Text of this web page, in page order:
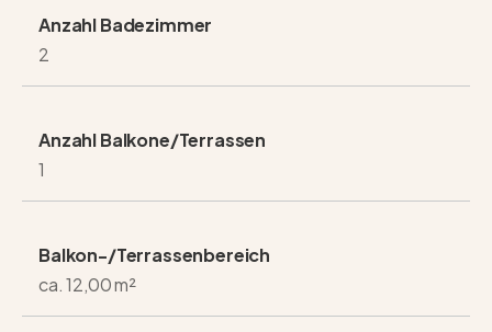
Anzahl Badezimmer
2
Anzahl Balkone/Terrassen
1
Balkon-/Terrassenbereich
ca. 12,00 m²